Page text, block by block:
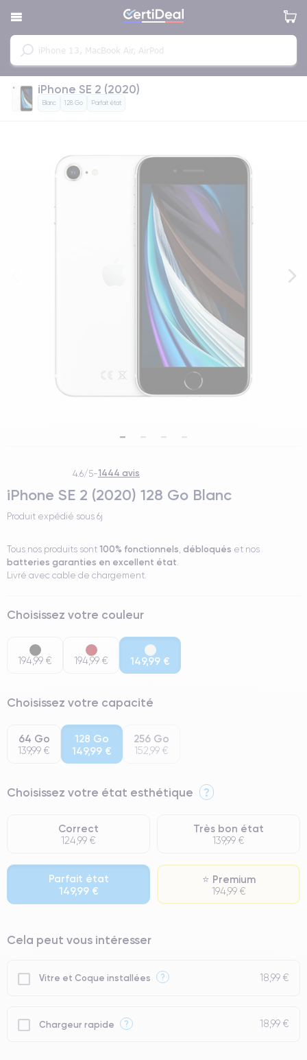
iPhone SE 2 (2020)
Blanc 128 Go Parfait état
4.6/5-1444 avis
iPhone SE 2 (2020) 128 Go Blanc
Produit expédié sous 6j
Tous nos produits sont 100% fonctionnels, débloqués et nos
batteries garanties en excellent état.
Livré avec cable de chargement.
Choisissez votre couleur
194,99 € 194,99 € 149,99 €
Choisissez votre capacité
64 Go
139,99 €
128 Go
149,99 €
256 Go
152,99 €
Choisissez votre état esthétique ?
Correct
124,99 €
Très bon état
139,99 €
Parfait état
149,99 €
⭐ Premium
194,99 €
⭐ Premium
● Batterie : usage intensif.
Cela peut vous intéresser
Vitre et Coque installées ? 18,99 €
Chargeur rapide ? 18,99 €